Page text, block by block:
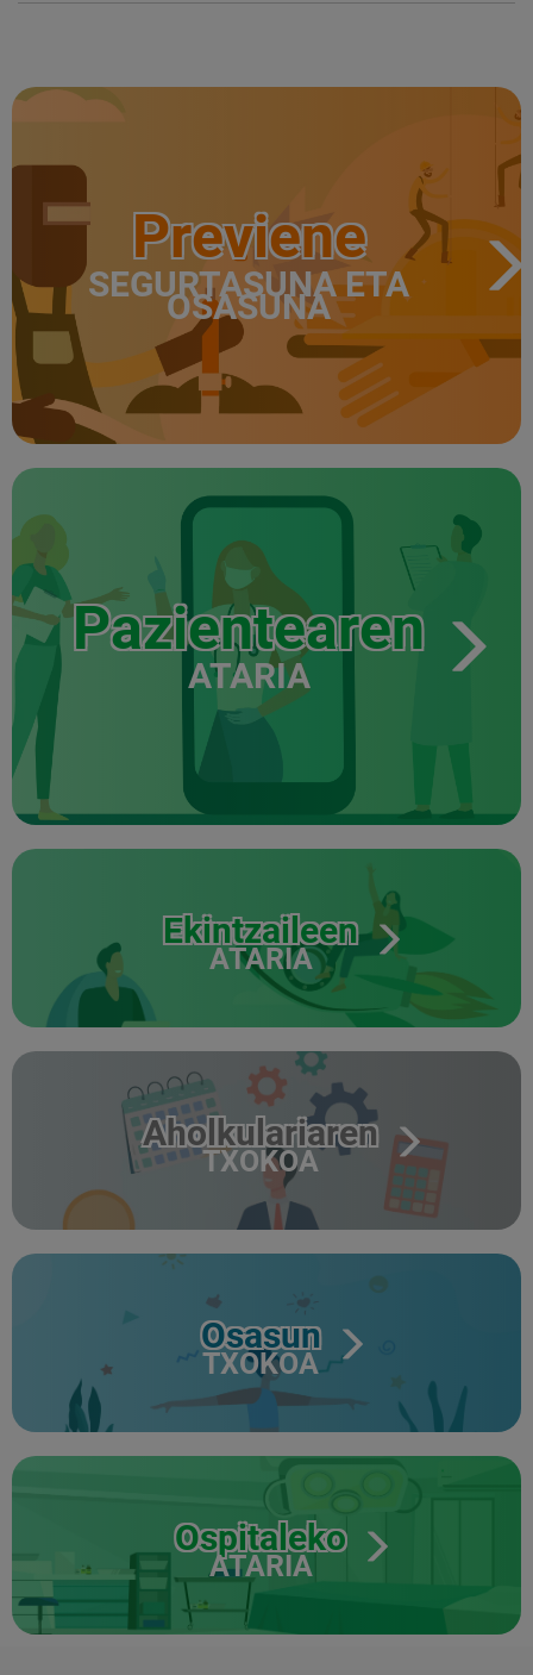
Previene
SEGURTASUNA ETA
OSASUNA
Pazientearen
ATARIA
Ekintzaileen
ATARIA
Aholkulariaren
TXOKOA
Osasun
TXOKOA
Ospitaleko
ATARIA